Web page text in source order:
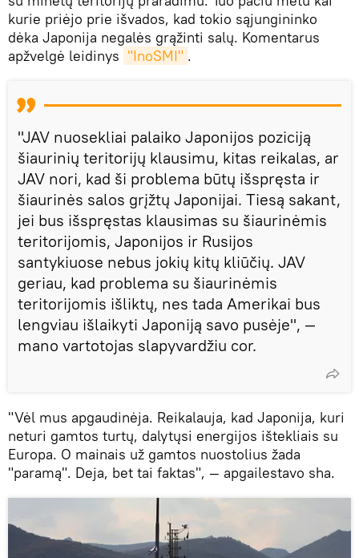
kurie priėjo prie išvados, kad tokio sąjungininko
dėka Japonija negalės grąžinti salų. Komentarus
apžvelgė leidinys "InoSMI" .
"JAV nuosekliai palaiko Japonijos poziciją
šiaurinių teritorijų klausimu, kitas reikalas, ar
JAV nori, kad ši problema būtų išspręsta ir
šiaurinės salos grįžtų Japonijai. Tiesą sakant,
jei bus išspręstas klausimas su šiaurinėmis
teritorijomis, Japonijos ir Rusijos
santykiuose nebus jokių kitų kliūčių. JAV
geriau, kad problema su šiaurinėmis
teritorijomis išliktų, nes tada Amerikai bus
lengviau išlaikyti Japoniją savo pusėje", —
mano vartotojas slapyvardžiu cor.
"Vėl mus apgaudinėja. Reikalauja, kad Japonija, kuri
neturi gamtos turtų, dalytųsi energijos ištekliais su
Europa. O mainais už gamtos nuostolius žada
"paramą". Deja, bet tai faktas", — apgailestavo sha.